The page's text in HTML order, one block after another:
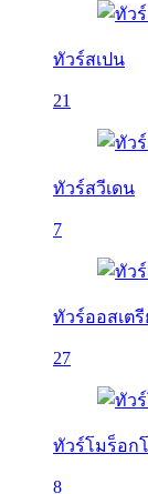
ทัวร์สเปน
21
ทัวร์สวีเดน
7
ทัวร์ออสเตรี
27
ทัวร์โมร็อก
8